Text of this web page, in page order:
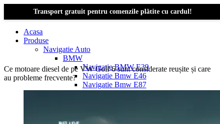
Transport gratuit pentru comenzile plătite cu cardul!
Acasa
Produse
Navigatie Auto
BMW
Navigație BMW E39
Navigatie Bmw E46
Navigatie Bmw E87
Navigatie Bmw F30
Ce motoare diesel de pe VW Golf 6 sunt considerate reușite și care
au probleme frecvente?